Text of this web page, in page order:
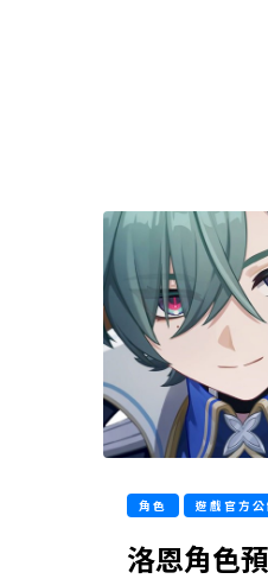
角色 遊戲官方公
洛恩角色